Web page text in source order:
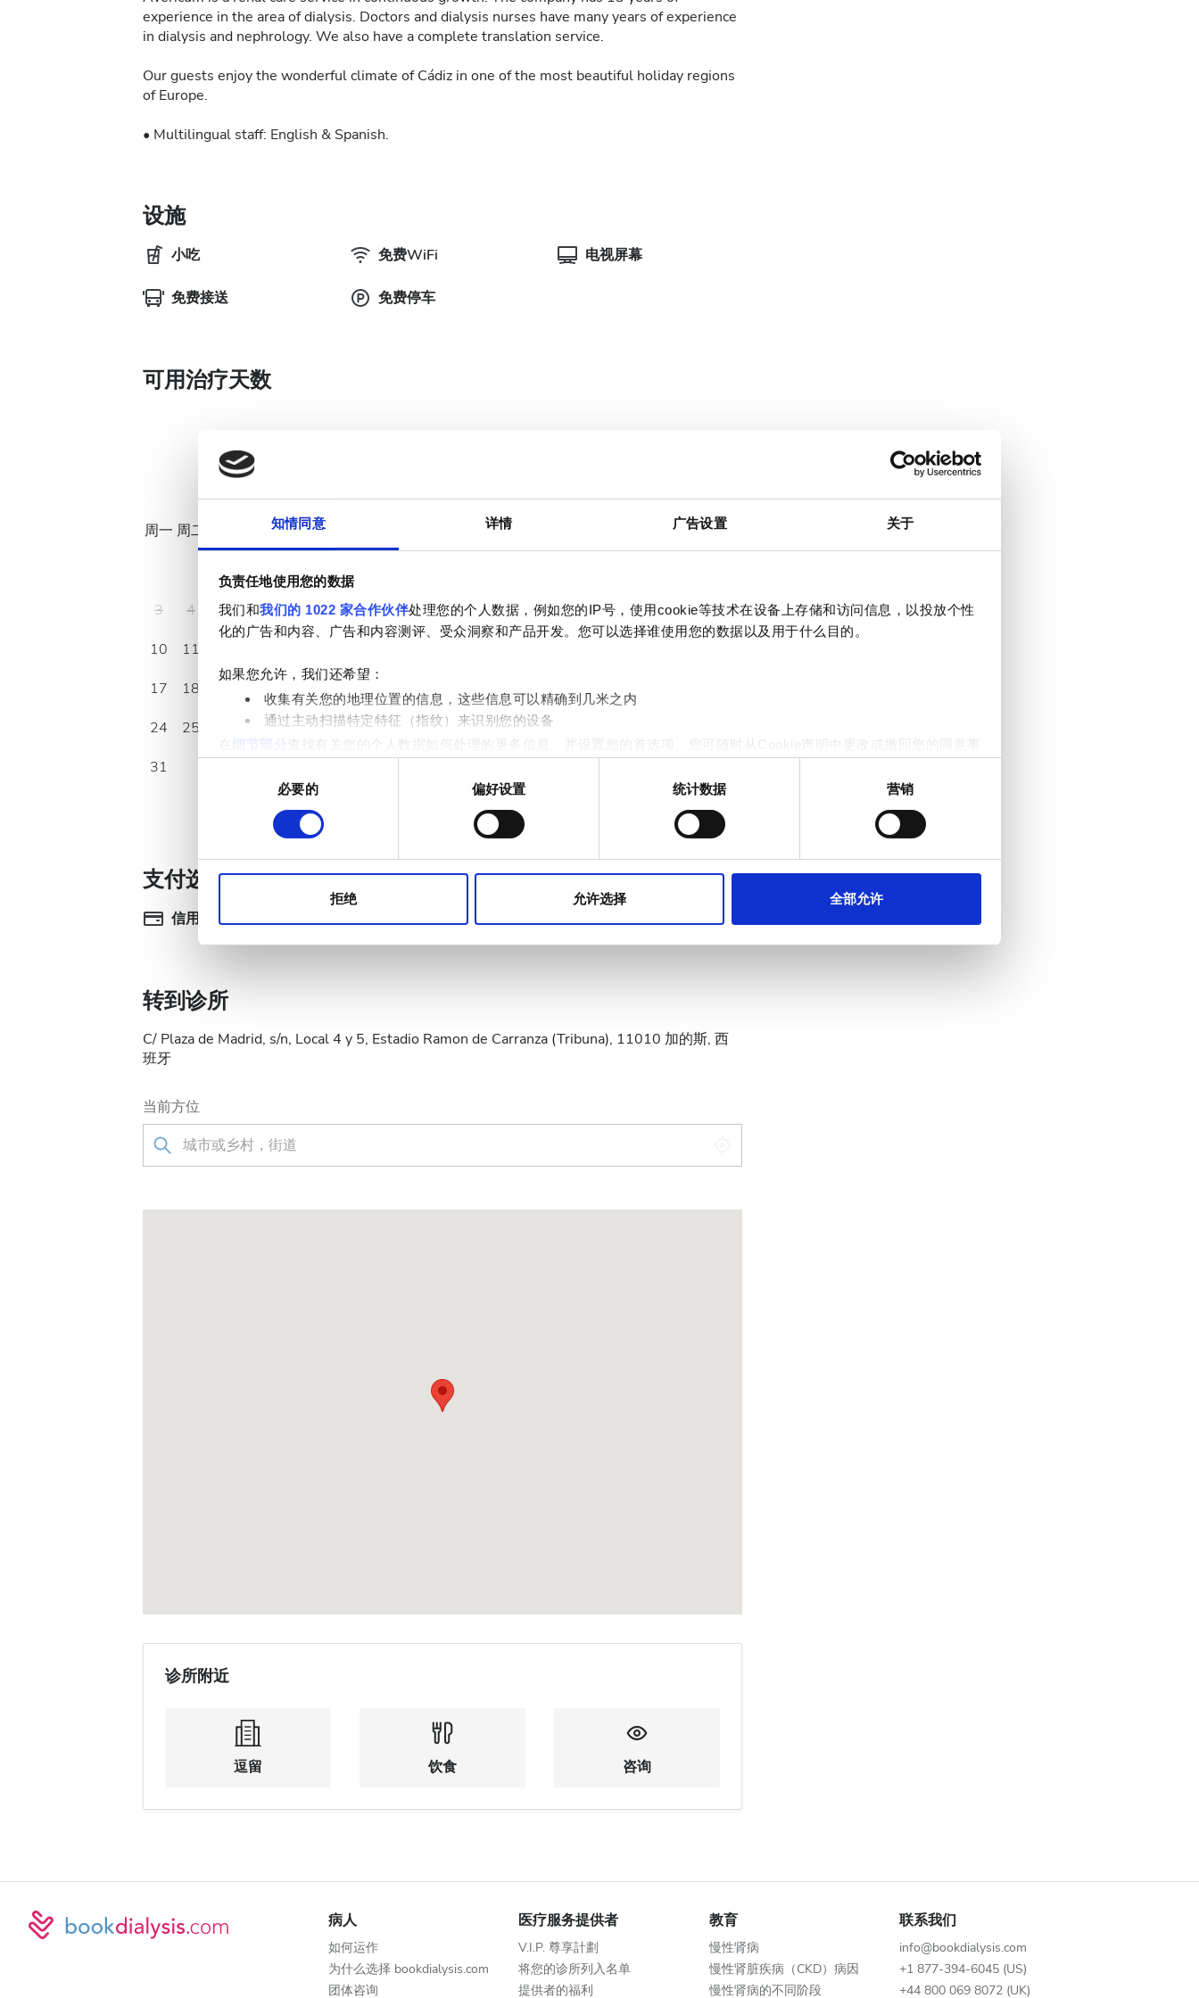
知情同意 详情 广告设置 关于
负责任地使用您的数据
我们和我们的 1022 家合作伙伴处理您的个人数据，例如您的IP号，使用cookie等技术在设备上存储和访问信息，以投放个性
化的广告和内容、广告和内容测评、受众洞察和产品开发。您可以选择谁使用您的数据以及用于什么目的。
如果您允许，我们还希望：
收集有关您的地理位置的信息，这些信息可以精确到几米之内
通过主动扫描特定特征（指纹）来识别您的设备
在
细节部分
查找有关您的个人数据如何处理的更多信息，并设置您的首选项。您可随时从Cookie声明中更改或撤回您的同意事
我们使用 Cookie 来制作贴合用户需求的内容与广告、提供社交媒体功能以及分析我们的流量。我们还会与社交媒体、广告和
分析合作伙伴分享您对我们网站的使用情况，这些合作伙伴可能会将此类信息与您提供给他们或他们在您使用其服务的过程中
必要的 偏好设置 统计数据 营销
拒绝 允许选择 全部允许
experience in the area of dialysis. Doctors and dialysis nurses have many years of experience
in dialysis and nephrology. We also have a complete translation service.
Our guests enjoy the wonderful climate of Cádiz in one of the most beautiful holiday regions
of Europe.
• Multilingual staff: English & Spanish.
设施
小吃 免费WiFi 电视屏幕
免费接送 免费停车
可用治疗天数
周一 周二 周五 周六
1
2
3
4 5 6 7 8
9
10
11
17
18 21 22
23
24
25 27 28 29
30
31
周三周四
7
8 9 10 11 12
13
21
22 23 24 25 26
27
28
29 30
支付选项
信用卡 电汇 现金
转到诊所
C/ Plaza de Madrid, s/n, Local 4 y 5, Estadio Ramon de Carranza (Tribuna), 11010 加的斯, 西
班牙
当前方位
诊所附近
逗留 饮食 咨询
病人
如何运作
为什么选择 bookdialysis.com
团体咨询
医疗服务提供者
V.I.P. 尊享計劃
将您的诊所列入名单
提供者的福利
教育
慢性肾病
慢性肾脏疾病（CKD）病因
慢性肾病的不同阶段
联系我们
info@bookdialysis.com
+1 877-394-6045 (US)
+44 800 069 8072 (UK)